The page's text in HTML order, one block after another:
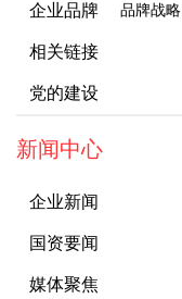
企业品牌 品牌战略
相关链接
党的建设
新闻中心
企业新闻
国资要闻
媒体聚焦